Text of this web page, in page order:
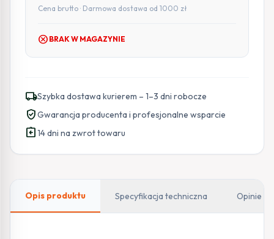
Cena brutto · Darmowa dostawa od 1000 zł
cancel BRAK W MAGAZYNIE
local_shippingSzybka dostawa kurierem – 1–3 dni robocze
verified_userGwarancja producenta i profesjonalne wsparcie
assignment_return14 dni na zwrot towaru
Opis produktu Specyfikacja techniczna Opinie